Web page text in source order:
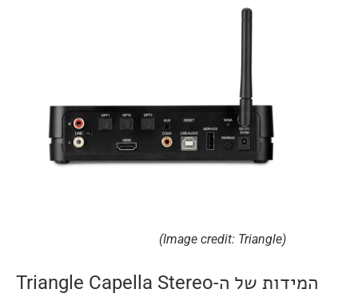
המידות של ה-Triangle Capella Stereo